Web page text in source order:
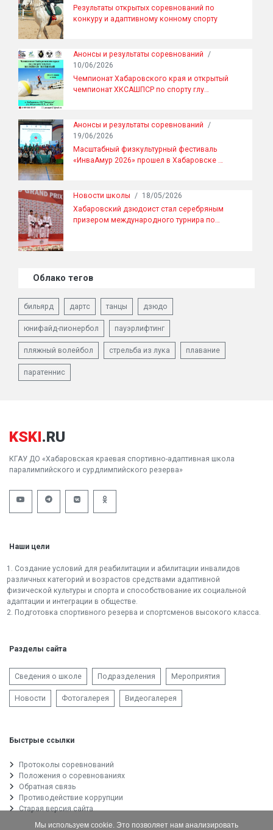
Результаты открытых соревнований по
конкуру и адаптивному конному спорту
Анонсы и результаты соревнований /
10/06/2026
Чемпионат Хабаровского края и открытый
чемпионат ХКСАШПСР по спорту глу…
Анонсы и результаты соревнований /
19/06/2026
Масштабный физкультурный фестиваль
«ИнваАмур 2026» прошел в Хабаровске …
Новости школы / 18/05/2026
Хабаровский дзюдоист стал серебряным
призером международного турнира по…
Облако тегов
бильярд дартс танцы дзюдо
юнифайд-пионербол пауэрлифтинг
пляжный волейбол стрельба из лука плавание
паратеннис
KSKI.RU
КГАУ ДО «Хабаровская краевая спортивно-адаптивная школа
паралимпийского и сурдлимпийского резерва»
Наши цели
1. Создание условий для реабилитации и абилитации инвалидов
различных категорий и возрастов средствами адаптивной
физической культуры и спорта и способствование их социальной
адаптации и интеграции в обществе.
2. Подготовка спортивного резерва и спортсменов высокого класса.
Разделы сайта
Сведения о школе Подразделения Мероприятия
Новости Фотогалерея Видеогалерея
Быстрые ссылки
Протоколы соревнований
Положения о соревнованиях
Обратная связь
Противодействие коррупции
Старая версия сайта
Мы используем cookie. Это позволяет нам анализировать